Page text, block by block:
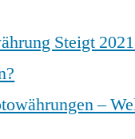
Steigt
–